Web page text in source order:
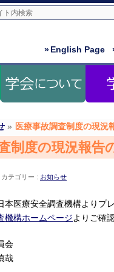
»English Page
» 医療事故調査制度の現況
制度の現況報告
カテゴリー : お知らせ
本医療安全調査機構よりプ
機構ホームページよりご確
会
哉